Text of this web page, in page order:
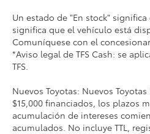
Un estado de "En stock"
significa que el vehículo está
Comuníquese con el
*Aviso legal de TFS Cash: se
TFS.
Nuevos Toyotas: Nuevos
$15,000 financiados, los plazos
acumulación de intereses
acumulados. No incluye TTL,